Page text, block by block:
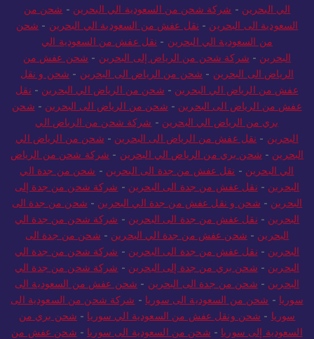
الي البحرين - شركة شحن من السعودية الي البحرين - شحن من
السعودية الى البحرين - نقل عفش من السعودية الي البحرين - شحن
من السعودية الي البحرين - نقل عفش من السعودية الي
البحرين - شركة شحن من الرياض إلى البحرين - شحن عفش من
الرياض الى البحرين - شحن من الرياض الى البحرين - شحن و نقل
عفش من الرياض الي البحرين - شحن من الرياض الي البحرين - نقل
عفش من الرياض الى البحرين - شحن من الرياض الى البحرين - شحن
بري من الرياض الي البحرين - شركة شحن من الرياض الي
البحرين - نقل عفش من الرياض الى البحرين - شحن من الرياض الي
البحرين - شحن بري من الرياض الي البحرين - شركة شحن من الرياض
الي البحرين - نقل عفش من جدة الى البحرين - شحن من جدة الي
البحرين - نقل عفش من جدة الى البحرين - شركة شحن من جدة إلى
البحرين - شحن و نقل عفش من جدة الي البحرين - شحن من جدة الى
البحرين - نقل عفش من جدة الى البحرين - شركة شحن من جدة الي
البحرين - شحن عفش من جدة الي البحرين - شحن من جدة الى
البحرين - نقل عفش من جدة الى البحرين - شركة شحن من جدة الي
البحرين - شحن بري من جدة إلى البحرين - شركة شحن من جدة الي
البحرين - شحن من جدة الى البحرين - شحن عفش من السعودية الى
سوريا - شحن من السعودية الى سوريا - شركة شحن من السعودية الى
سوريا - شحن ونقل عفش من السعودية الي سوريا - شحن بري من
السعودية إلى سوريا - شحن من السعودية الى سوريا - شحن عفش من